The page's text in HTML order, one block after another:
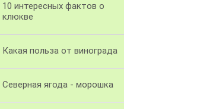
10 интересных фактов о
клюкве
Какая польза от винограда
Северная ягода - морошка